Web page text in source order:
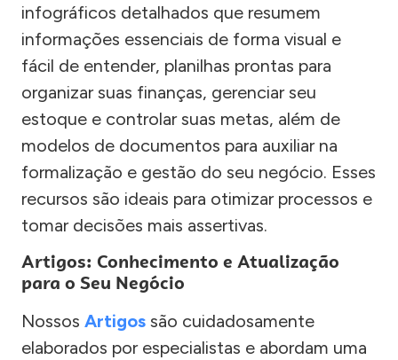
infográficos detalhados que resumem
informações essenciais de forma visual e
fácil de entender, planilhas prontas para
organizar suas finanças, gerenciar seu
estoque e controlar suas metas, além de
modelos de documentos para auxiliar na
formalização e gestão do seu negócio. Esses
recursos são ideais para otimizar processos e
tomar decisões mais assertivas.
Artigos: Conhecimento e Atualização
para o Seu Negócio
Nossos Artigos são cuidadosamente
elaborados por especialistas e abordam uma